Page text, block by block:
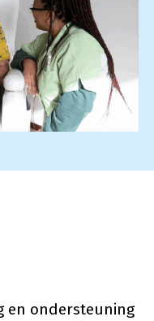
en ondersteuning